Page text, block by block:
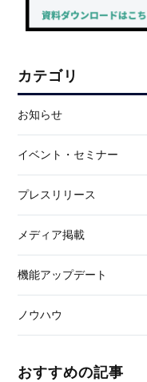
カテゴリ
お知らせ
イベント・セミナー
プレスリリース
メディア掲載
機能アップデート
ノウハウ
おすすめの記事